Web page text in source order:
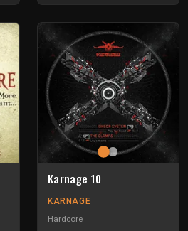
Karnage 10
KARNAGE
Hardcore